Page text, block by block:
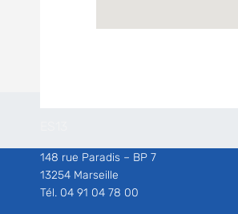
148 rue Paradis – BP 7
13254 Marseille
Tél. 04 91 04 78 00